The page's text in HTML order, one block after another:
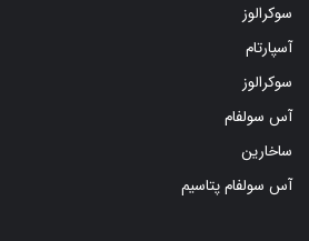
سوکرالوز
آسپارتام
سوکرالوز
آس سولفام
ساخارین
آس سولفام پتاسیم